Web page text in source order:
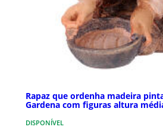
Rapaz que ordenha madeira
Gardena com figuras altura
DISPONÍVEL